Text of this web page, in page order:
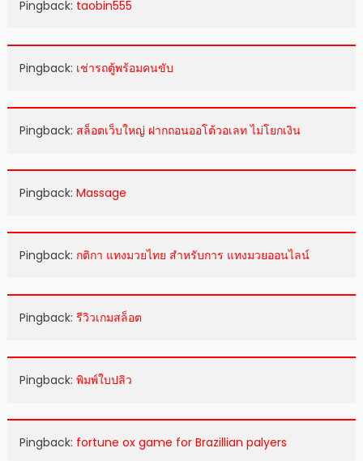
Pingback: taobin555
Pingback: เช่ารถตู้พร้อมคนขับ
Pingback: สล็อตเว็บใหญ่ ฝากถอนออโต้วอเลท ไม่โยกเงิน
Pingback: Massage
Pingback: กติกา แทงมวยไทย สำหรับการ แทงมวยออนไลน์
Pingback: รีวิวเกมสล็อต
Pingback: พิมพ์ใบปลิว
Pingback: fortune ox game for Brazillian palyers